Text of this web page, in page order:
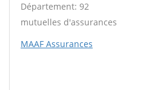
Département: 92
mutuelles d'assurances
MAAF Assurances